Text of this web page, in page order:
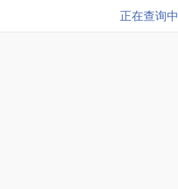
正在查询中